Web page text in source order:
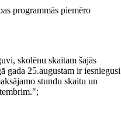
programmās piemēro
skolēnu skaitam šajās
gada 25.augustam ir iesniegusi
stundu skaitu un